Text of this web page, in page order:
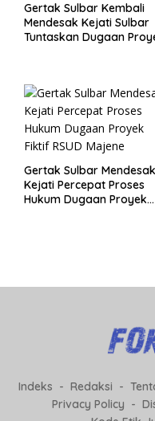
Gertak Sulbar Kembali
Mendesak Kejati Sulbar
Tuntaskan Dugaan
Gertak Sulbar Mendesak
Kejati Percepat Proses
Hukum Dugaan Proyek
Indeks Redaksi
Privacy Policy